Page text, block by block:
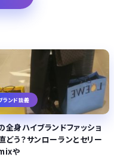
ランド談義
全身ハイブランドファッショ
どう？サンローランとセリー
や